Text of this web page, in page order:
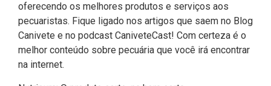
oferecendo os melhores produtos e serviços aos
pecuaristas. Fique ligado nos artigos que saem no Blog
Canivete e no podcast CaniveteCast! Com certeza é o
melhor conteúdo sobre pecuária que você irá encontrar
na internet.